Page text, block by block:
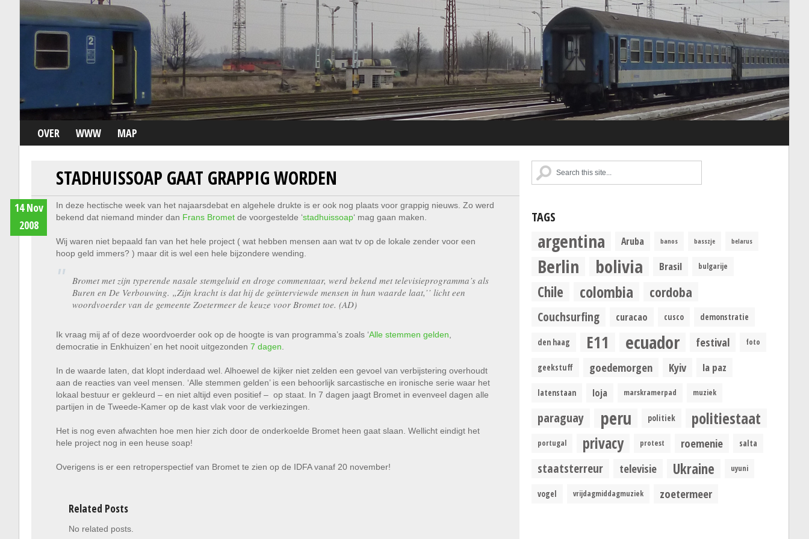
OVER WWW MAP
STADHUISSOAP GAAT GRAPPIG WORDEN
14 Nov
2008
In deze hectische week van het najaarsdebat en algehele drukte is er ook nog plaats voor grappig nieuws. Zo werd
bekend dat niemand minder dan Frans Brometde voorgestelde ‘stadhuissoap‘ mag gaan maken.
Wij waren niet bepaald fan van het hele project ( wat hebben mensen aan wat tv op de lokale zender voor een
hoop geld immers? ) maar dit is wel een hele bijzondere wending.
Bromet met zijn typerende nasale stemgeluid en droge commentaar, werd bekend met televisieprogramma’s als
Buren en De Verbouwing. „Zijn kracht is dat hij de geïnterviewde mensen in hun waarde laat,’’ licht een
woordvoerder van de gemeente Zoetermeer de keuze voor Bromet toe. (AD)
Ik vraag mij af of deze woordvoerder ook op de hoogte is van programma’s zoals ‘Alle stemmen gelden
democratie in Enkhuizen’ en het nooit uitgezonden 7 dagen
In de waarde laten, dat klopt inderdaad wel. Alhoewel de kijker niet zelden een gevoel van verbijstering overhoudt
aan de reacties van veel mensen. ‘Alle stemmen gelden’ is een behoorlijk sarcastische en ironische serie waar het
lokaal bestuur er gekleurd – en niet altijd even positief – op staat. In 7 dagen jaagt Bromet in evenveel dagen alle
partijen in de Tweede-Kamer op de kast vlak voor de verkiezingen.
Het is nog even afwachten hoe men hier zich door de onderkoelde Bromet heen gaat slaan. Wellicht eindigt het
hele project nog in een heuse soap!
Overigens is er een retroperspectief van Bromet te zien op de IDFA vanaf 20 november!
Related Posts
No related posts.
TAGS
argentina Aruba banos basszje belarus
Berlin bolivia Brasil bulgarije
Chile colombia cordoba
Couchsurfing curacao cusco demonstratie
den haag E11 ecuador festival foto
geekstuff goedemorgen Kyiv la paz
latenstaan loja marskramerpad muziek
paraguay peru politiek politiestaat
portugal privacy protest roemenie salta
staatsterreur televisie Ukraine uyuni
vogel vrijdagmiddagmuziek zoetermeer